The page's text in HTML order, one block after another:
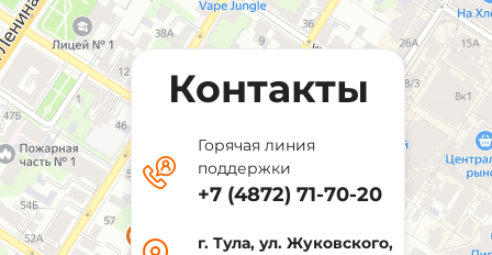
Контакты
Горячая линия
поддержки
+7 (4872) 71-70-20
г. Тула, ул. Жуковского,